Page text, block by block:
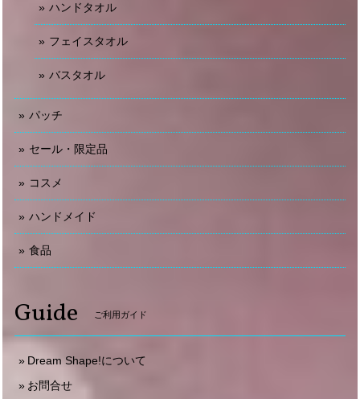
ハンドタオル
フェイスタオル
バスタオル
パッチ
セール・限定品
コスメ
ハンドメイド
食品
Guide ご利用ガイド
Dream Shape!について
お問合せ